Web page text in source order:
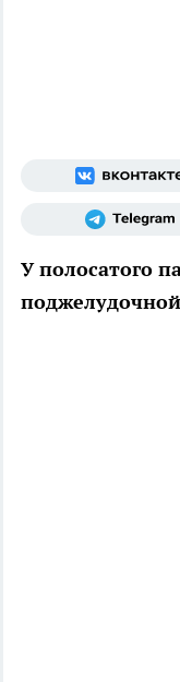
У полосатого
поджелудочной